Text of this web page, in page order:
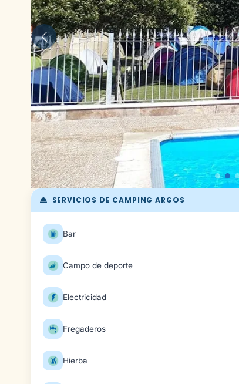
Anterior
SERVICIOS DE CAMPING ARGOS
Bar
Campo de deporte
Electricidad
Fregaderos
Hierba